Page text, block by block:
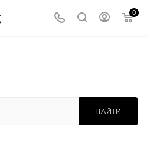
0
НАЙТИ